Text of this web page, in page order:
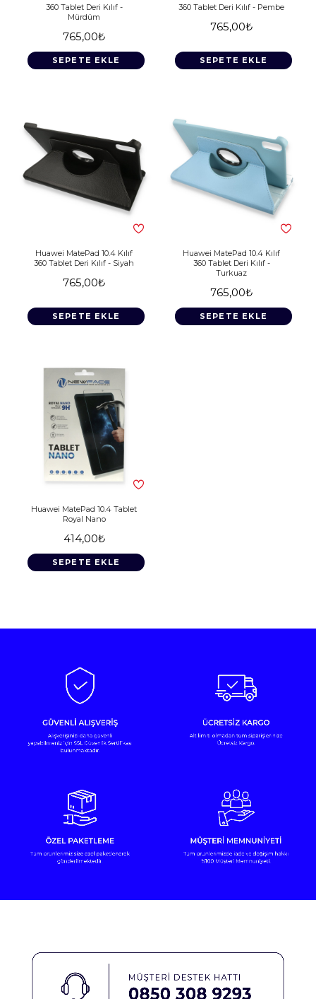
360 Tablet Deri Kılıf -
Mürdüm
765,00₺
SEPETE EKLE
360 Tablet Deri Kılıf - Pembe
765,00₺
SEPETE EKLE
Huawei MatePad 10.4 Kılıf
360 Tablet Deri Kılıf - Siyah
765,00₺
SEPETE EKLE
Huawei MatePad 10.4 Kılıf
360 Tablet Deri Kılıf -
Turkuaz
765,00₺
SEPETE EKLE
Huawei MatePad 10.4 Tablet
Royal Nano
414,00₺
SEPETE EKLE